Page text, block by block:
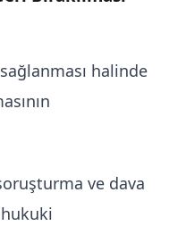
halinde
ve dava